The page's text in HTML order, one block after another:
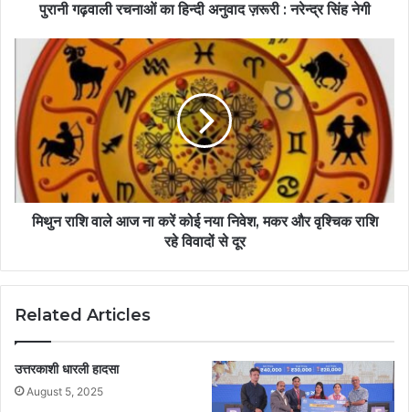
पुरानी गढ़वाली रचनाओं का हिन्दी अनुवाद ज़रूरी : नरेन्द्र सिंह नेगी
मिथुन राशि वाले आज ना करें कोई नया निवेश, मकर और वृश्चिक राशि
रहे विवादों से दूर
Related Articles
उत्तरकाशी धारली हादसा
August 5, 2025